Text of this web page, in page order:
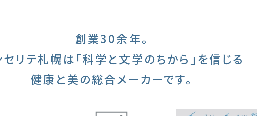
創業30余年。
リテ札幌は 「科学と文学のちから」を信じる
健康と美の総合メーカーです。